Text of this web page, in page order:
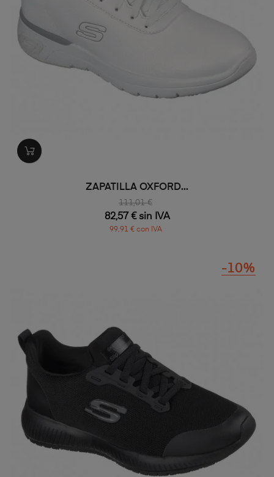
ZAPATILLA OXFORD...
111,01 €
82,57 € sin IVA
99,91 € con IVA
-10%